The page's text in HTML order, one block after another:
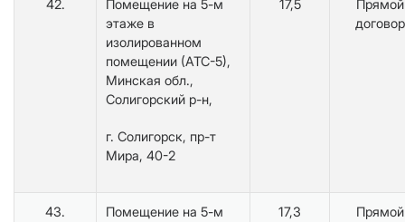
42.
Помещение на 5-м
этаже в
изолированном
помещении (АТС-5),
Минская обл.,
Солигорский р-н,
г. Солигорск, пр-т
Мира, 40-2
17,5
Прямой
договор
43.
Помещение на 5-м
17,3
Прямой